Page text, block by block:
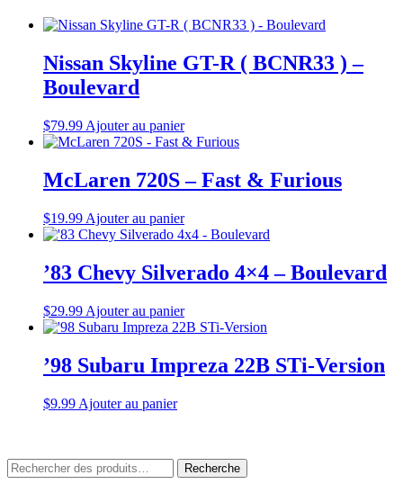
Nissan Skyline GT-R ( BCNR33 ) –
Boulevard
$79.99 Ajouter au panier
McLaren 720S – Fast & Furious
$19.99 Ajouter au panier
’83 Chevy Silverado 4×4 – Boulevard
$29.99 Ajouter au panier
’98 Subaru Impreza 22B STi-Version
$9.99 Ajouter au panier
Rechercher
Recherche